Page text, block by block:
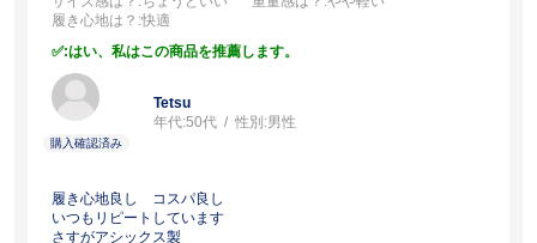
履き心地は？ :快適
:はい、私はこの商品を推薦します。
Tetsu
年代:50代 性別:男性
履き心地良し コスパ良し
いつもリピートしています
さすがアシックス製